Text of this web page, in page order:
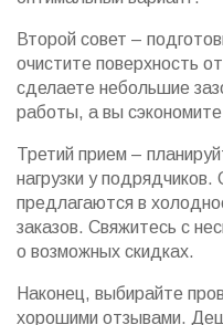
Второй совет –
очистите поверхность
сделаете небольшие
работы, а вы
Третий прием –
нагрузки у
предлагаются в
заказов. Свяжитесь с
о возможных скидках.
Наконец, выбирайте
хорошими отзывами.